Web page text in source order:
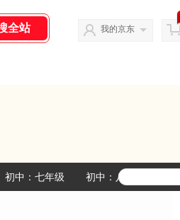
我的京东
初中：七年级 初中：八年级